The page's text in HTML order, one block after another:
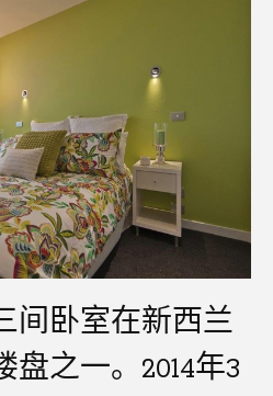
间卧室在新西兰
之一。2014年3